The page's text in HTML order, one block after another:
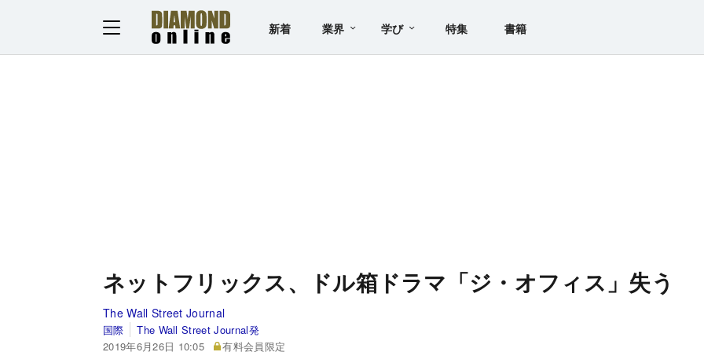
新着 業界 学び 特集 書籍
ネットフリックス、ドル箱ドラマ「ジ・オフィス」失う
The Wall Street Journal
国際
The Wall Street Journal発
2019年6月26日 10:05
有料会員限定